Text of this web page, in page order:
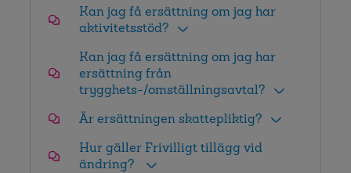
Kan jag få ersättning om jag har
aktivitetsstöd?
Kan jag få ersättning om jag har
ersättning från
trygghets-/omställningsavtal?
Är ersättningen skattepliktig?
Hur gäller Frivilligt tillägg vid
ändring?